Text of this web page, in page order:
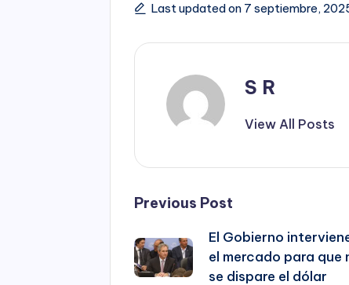
Last updated on 7 septiembre,
S R
View All Posts
Post
navigation
Previous Post
El Gobierno
el mercado para que
se dispare el dólar